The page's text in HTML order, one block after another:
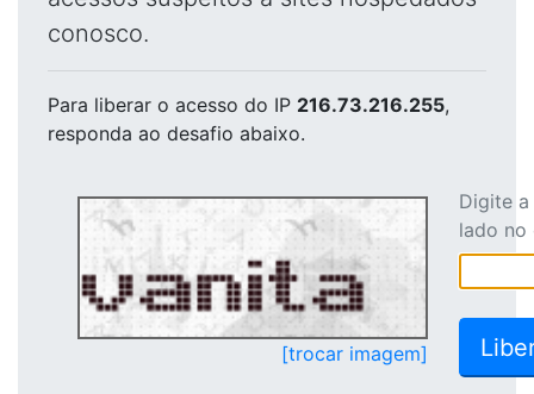
conosco.
Para liberar o acesso do IP 216.73.216.255,
responda ao desafio abaixo.
[trocar imagem]
Digite
lado no